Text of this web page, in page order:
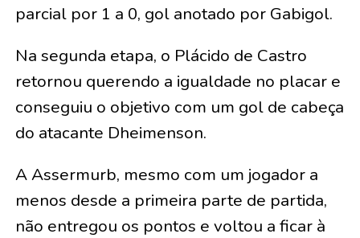
parcial por 1 a 0, gol anotado por Gabigol.
Na segunda etapa, o Plácido de Castro
retornou querendo a igualdade no placar e
conseguiu o objetivo com um gol de cabeça
do atacante Dheimenson.
A Assermurb, mesmo com um jogador a
menos desde a primeira parte de partida,
não entregou os pontos e voltou a ficar à